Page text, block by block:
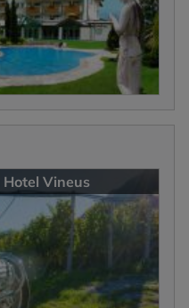
Hotel Vineus